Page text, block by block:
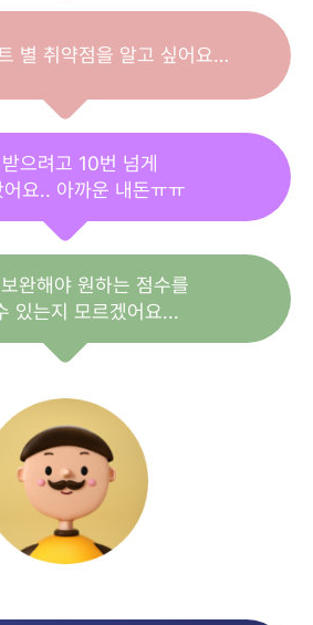
별 취약점을 알고 싶어요…
으려고 10번 넘게
어요.. 아까운 내돈ㅠㅠ
완해야 원하는 점수를
있는지 모르겠어요...